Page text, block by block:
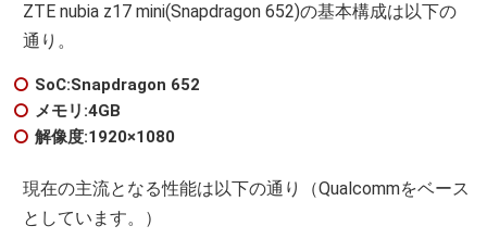
ZTE nubia z17 mini(Snapdragon 652)の基本構成は以下の
通り。
SoC:Snapdragon 652
メモリ:4GB
解像度:1920×1080
現在の主流となる性能は以下の通り（Qualcommをベース
としています。）